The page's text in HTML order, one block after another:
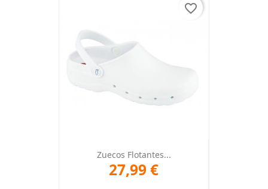
Zuecos Flotantes...
27,99 €
favorite_border